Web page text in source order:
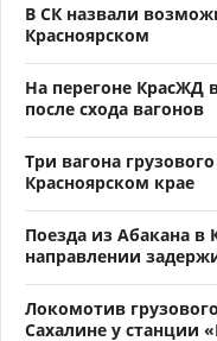
В СК назвали
Красноярском
На перегоне КрасЖД
после схода вагонов
Три вагона
Красноярском крае
Поезда из Абакана в
направлении
Локомотив
Сахалине у станции